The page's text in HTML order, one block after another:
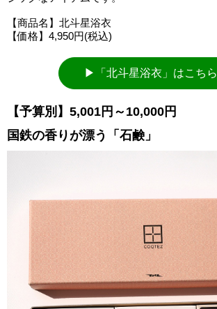
【商品名】北斗星浴衣
【価格】4,950円(税込)
▶「北斗星浴衣」はこちら
【予算別】5,001円～10,000円
国鉄の香りが漂う「石鹸」